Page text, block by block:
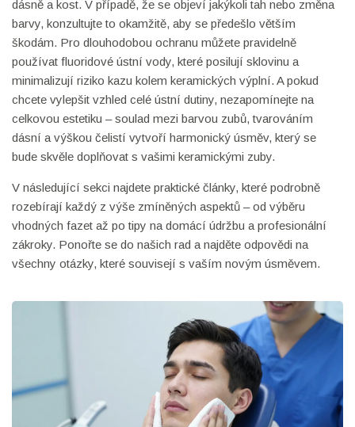
dásně a kost. V případě, že se objeví jakýkoli tah nebo změna
barvy, konzultujte to okamžitě, aby se předešlo větším
škodám. Pro dlouhodobou ochranu můžete pravidelně
používat fluoridové ústní vody, které posilují sklovinu a
minimalizují riziko kazu kolem keramických výplní. A pokud
chcete vylepšit vzhled celé ústní dutiny, nezapomínejte na
celkovou estetiku – soulad mezi barvou zubů, tvarováním
dásní a výškou čelistí vytvoří harmonický úsměv, který se
bude skvěle doplňovat s vašimi keramickými zuby.
V následující sekci najdete praktické články, které podrobně
rozebírají každý z výše zmíněných aspektů – od výběru
vhodných fazet až po tipy na domácí údržbu a profesionální
zákroky. Ponořte se do našich rad a najděte odpovědi na
všechny otázky, které souvisejí s vaším novým úsměvem.